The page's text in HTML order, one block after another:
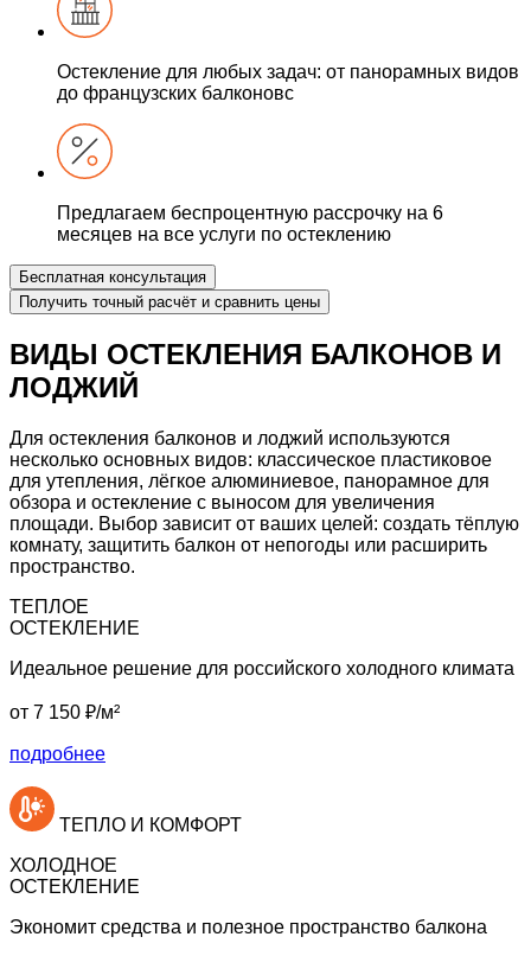
Остекление для любых задач: от панорамных видов
до французских балконовс
Предлагаем беспроцентную рассрочку на 6
месяцев на все услуги по остеклению
Бесплатная консультация
Получить точный расчёт и сравнить цены
ВИДЫ ОСТЕКЛЕНИЯ БАЛКОНОВ И
ЛОДЖИЙ
Для остекления балконов и лоджий используются
несколько основных видов: классическое пластиковое
для утепления, лёгкое алюминиевое, панорамное для
обзора и остекление с выносом для увеличения
площади. Выбор зависит от ваших целей: создать тёплую
комнату, защитить балкон от непогоды или расширить
пространство.
ТЕПЛОЕ
ОСТЕКЛЕНИЕ
Идеальное решение для российского холодного климата
от 7 150 ₽/м²
подробнее
ТЕПЛО И КОМФОРТ
ХОЛОДНОЕ
ОСТЕКЛЕНИЕ
Экономит средства и полезное пространство балкона